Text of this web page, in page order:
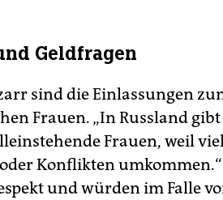
Geldfragen
sind die Einlassungen
Frauen. „In Russland
Frauen, weil
Konflikten
und würden im Falle